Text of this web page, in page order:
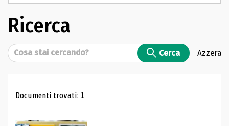
Ricerca
Cerca Cerca Azzera
Risultati di ricerca
Documenti trovati: 1